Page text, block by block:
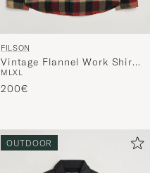
FILSON
Vintage Flannel Work Shirt
Red/Cream
M LXL
200€
OUTDOOR